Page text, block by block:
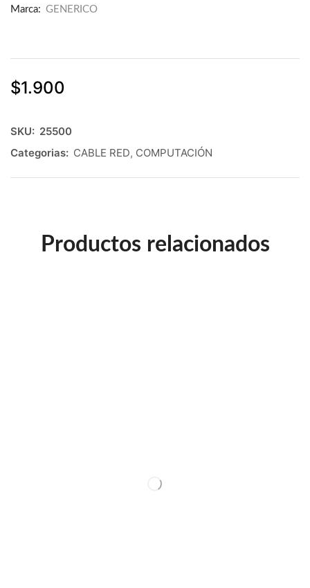
Marca: GENERICO
$1.900
SKU: 25500
Categorias: CABLE RED, COMPUTACIÓN
Productos relacionados